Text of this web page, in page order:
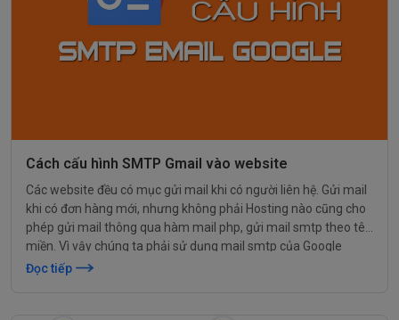
Cách cấu hình SMTP Gmail vào website
Các website đều có mục gửi mail khi có người liên hệ. Gửi mail
khi có đơn hàng mới, nhưng không phải Hosting nào cũng cho
phép gửi mail thông qua hàm mail php, gửi mail smtp theo tên
miền. Vì vậy chúng ta phải sử dụng mail smtp của Google
(SMTP Gmail) để gửi mail.
Đọc tiếp